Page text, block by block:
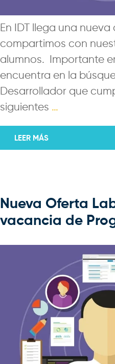
En IDT llega una
compartimos con
alumnos. Importante
encuentra en la
Desarrollador que
siguientes …
LEER MÁS
Nueva Oferta
vacancia de